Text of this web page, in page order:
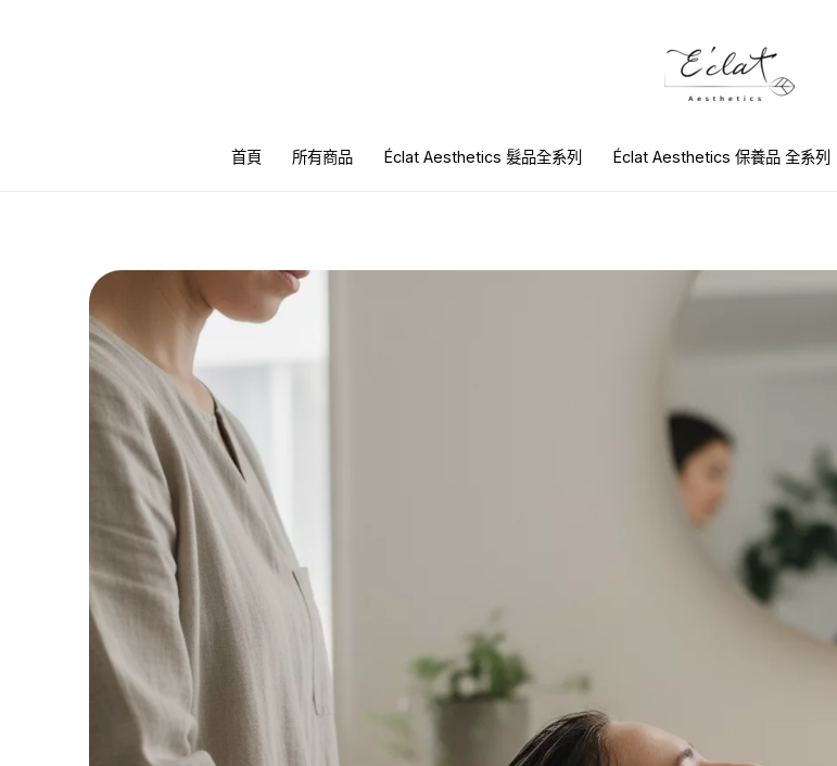
首頁 所有商品 Éclat Aesthetics 髮品全系列 Éclat Aesthetics 保養品 全系列